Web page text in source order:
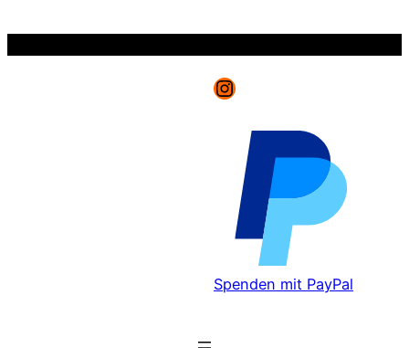
Instagram
Spenden mit PayPal